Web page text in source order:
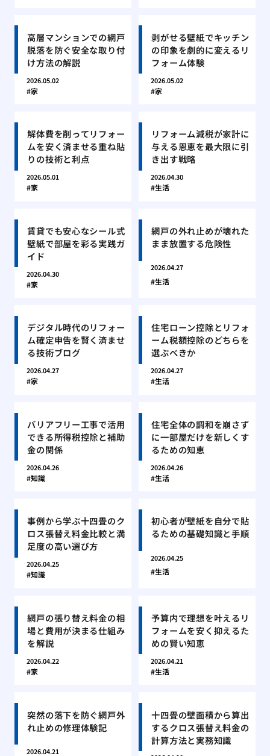
高層マンションでの網戸
脱落を防ぐ安全な取り付
け方法の解説
2026.05.02
家
剥がせる壁紙でキッチン
の印象を劇的に変えるリ
フォーム体験
2026.05.02
家
解体費を削ってリフォー
ムを安く済ませる重ね貼
りの技術と利点
2026.05.01
家
リフォーム減税が家計に
与える恩恵を最大限に引
き出す戦略
2026.04.30
生活
賃貸でも安心なシール式
壁紙で部屋を彩る実践ガ
イド
2026.04.30
家
網戸の外れ止めが壊れた
まま放置する危険性
2026.04.27
生活
デジタル時代のリフォー
ム確定申告を賢く済ませ
る技術ブログ
2026.04.27
家
住宅ローン控除とリフォ
ーム税額控除のどちらを
選ぶべきか
2026.04.27
生活
バリアフリー工事で活用
できる所得税控除と補助
金の関係
2026.04.26
知識
住宅全体の調和を崩さず
に一部屋だけを新しくす
るための知恵
2026.04.26
生活
事例から学ぶ十四畳のク
ロス張替え料金比較と満
足度の高い選び方
2026.04.25
知識
初心者が壁紙を自分で貼
るための基礎知識と手順
2026.04.25
生活
網戸の張り替え料金の相
場と費用が決まる仕組み
を解説
2026.04.22
家
予算内で理想を叶えるリ
フォームを安く抑えるた
めの賢い知恵
2026.04.21
生活
突然の落下を防ぐ網戸外
れ止めの修理体験記
2026.04.21
十四畳の壁面積から算出
するクロス張替え料金の
計算方法と実務知識